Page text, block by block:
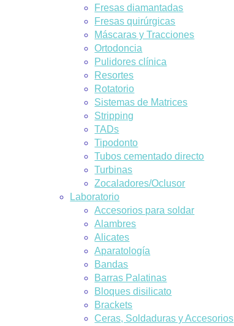
Fresas diamantadas
Fresas quirúrgicas
Máscaras y Tracciones
Ortodoncia
Pulidores clínica
Resortes
Rotatorio
Sistemas de Matrices
Stripping
TADs
Tipodonto
Tubos cementado directo
Turbinas
Zocaladores/Oclusor
Laboratorio
Accesorios para soldar
Alambres
Alicates
Aparatología
Bandas
Barras Palatinas
Bloques disilicato
Brackets
Ceras, Soldaduras y Accesorios